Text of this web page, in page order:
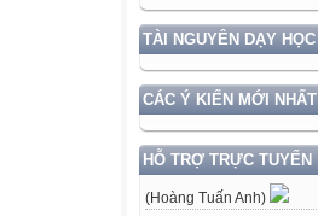
TÀI NGUYÊN DẠY HỌC
CÁC Ý KIẾN MỚI NHẤT
HỖ TRỢ TRỰC TUYẾN
(Hoàng Tuấn Anh)